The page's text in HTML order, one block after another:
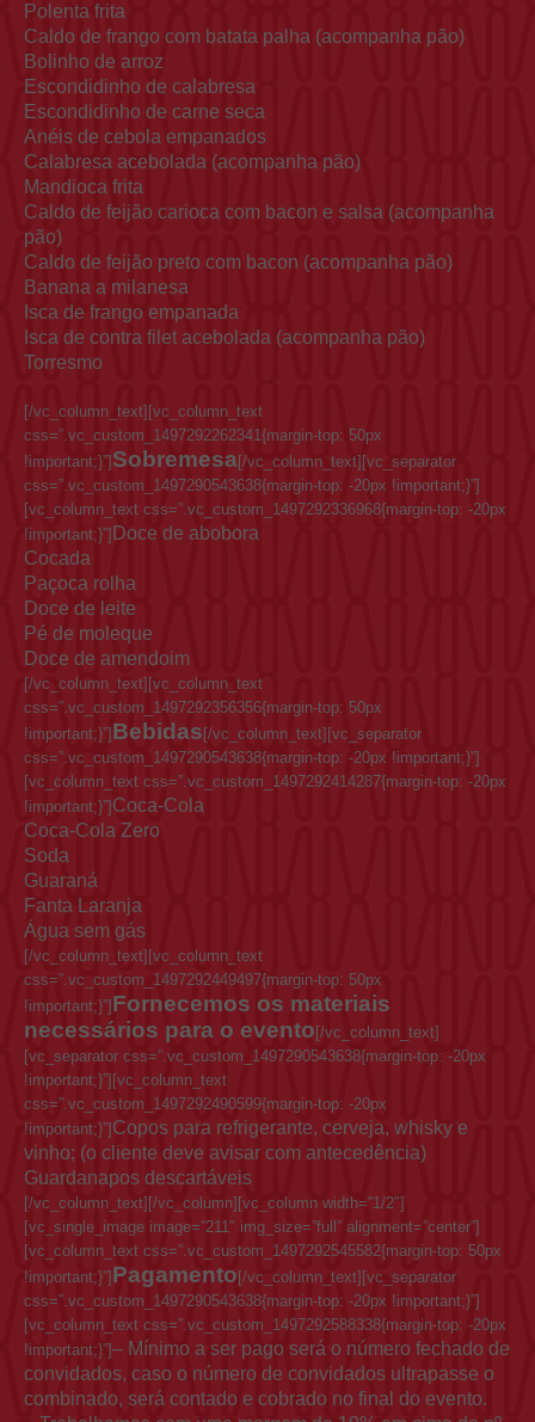
Polenta frita
Caldo de frango com batata palha (acompanha pão)
Bolinho de arroz
Escondidinho de calabresa
Escondidinho de carne seca
Anéis de cebola empanados
Calabresa acebolada (acompanha pão)
Mandioca frita
Caldo de feijão carioca com bacon e salsa (acompanha
pão)
Caldo de feijão preto com bacon (acompanha pão)
Banana a milanesa
Isca de frango empanada
Isca de contra filet acebolada (acompanha pão)
Torresmo
[/vc_column_text][vc_column_text
css=”.vc_custom_1497292262341{margin-top: 50px
!important;}”] Sobremesa[/vc_column_text][vc_separator
css=”.vc_custom_1497290543638{margin-top: -20px !important;}”]
[vc_column_text css=”.vc_custom_1497292336968{margin-top: -20px
!important;}”] Doce de abobora
Cocada
Paçoca rolha
Doce de leite
Pé de moleque
Doce de amendoim
[/vc_column_text][vc_column_text
css=”.vc_custom_1497292356356{margin-top: 50px
!important;}”] Bebidas [/vc_column_text][vc_separator
css=”.vc_custom_1497290543638{margin-top: -20px !important;}”]
[vc_column_text css=”.vc_custom_1497292414287{margin-top: -20px
!important;}”] Coca-Cola
Coca-Cola Zero
Soda
Guaraná
Fanta Laranja
Água sem gás
[/vc_column_text][vc_column_text
css=”.vc_custom_1497292449497{margin-top: 50px
!important;}”] Fornecemos os materiais
necessários para o evento [/vc_column_text]
[vc_separator css=”.vc_custom_1497290543638{margin-top: -20px
!important;}”][vc_column_text
css=”.vc_custom_1497292490599{margin-top: -20px
!important;}”] Copos para refrigerante, cerveja, whisky e
vinho; (o cliente deve avisar com antecedência)
Guardanapos descartáveis
[/vc_column_text][/vc_column][vc_column width=”1/2″]
[vc_single_image image=”211″ img_size=”full” alignment=”center”]
[vc_column_text css=”.vc_custom_1497292545582{margin-top: 50px
!important;}”] Pagamento [/vc_column_text][vc_separator
css=”.vc_custom_1497290543638{margin-top: -20px !important;}”]
[vc_column_text css=”.vc_custom_1497292588338{margin-top: -20px
!important;}”]– Mínimo a ser pago será o número fechado de
convidados, caso o número de convidados ultrapasse o
combinado, será contado e cobrado no final do evento.